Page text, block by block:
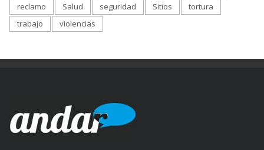
reclamo
Salud seguridad Sitios
tortura
trabajo
violencias